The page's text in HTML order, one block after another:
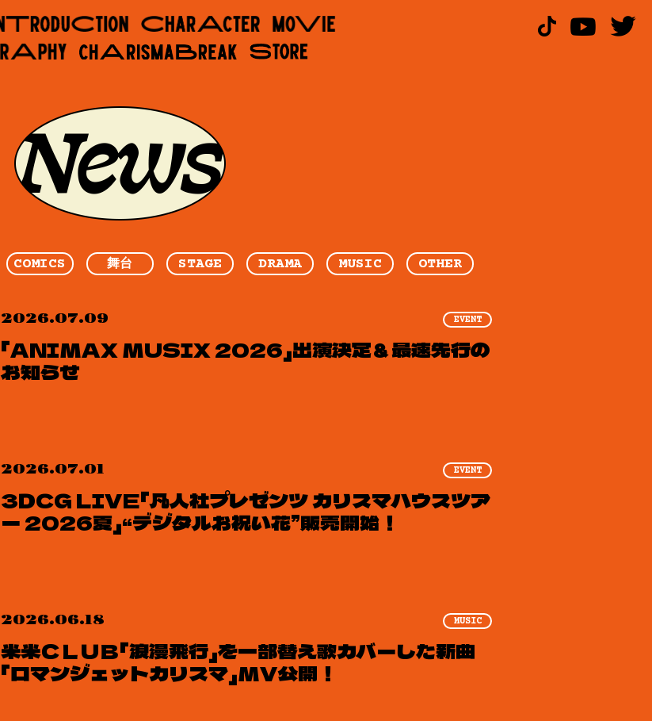
COMICS 舞台 STAGE DRAMA MUSIC OTHER
2026.07.09
「ANIMAX MUSIX 2026」出演決定＆最速先行の
お知らせ
EVENT
2026.07.01
3DCG LIVE「凡人社プレゼンツ カリスマハウスツア
ー 2026夏」“デジタルお祝い花”販売開始！
EVENT
2026.06.18
米米ＣＬＵＢ「浪漫飛行」を一部替え歌カバーした新曲
「ロマンジェットカリスマ」MV公開！
MUSIC